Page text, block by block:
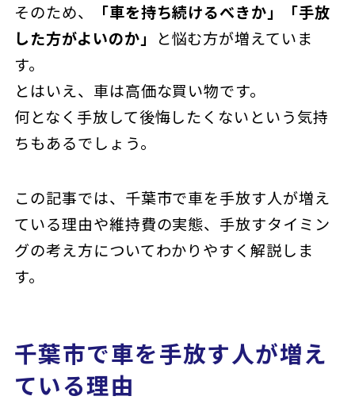
そのため、
「車を持ち続けるべきか」「手放
した方がよいのか」
と悩む方が増えていま
す。
とはいえ、車は高価な買い物です。
何となく手放して後悔したくないという気持
ちもあるでしょう。
この記事では、千葉市で車を手放す人が増え
ている理由や維持費の実態、手放すタイミン
グの考え方についてわかりやすく解説しま
す。
千葉市で車を手放す人が増え
ている理由